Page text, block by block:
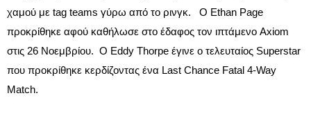
χαμού με tag teams γύρω από το ρινγκ. Ο Ethan Page
προκρίθηκε αφού καθήλωσε στο έδαφος τον ιπτάμενο Axiom
στις 26 Νοεμβρίου. Ο Eddy Thorpe έγινε ο τελευταίος Superstar
που προκρίθηκε κερδίζοντας ένα Last Chance Fatal 4-Way
Match.